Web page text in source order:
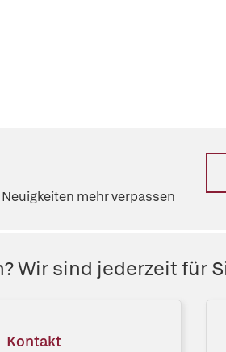
mehr verpassen
Wir sind jederzeit für
Kontakt